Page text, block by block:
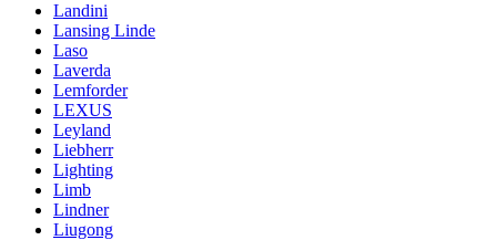
Landini
Lansing Linde
Laso
Laverda
Lemforder
LEXUS
Leyland
Liebherr
Lighting
Limb
Lindner
Liugong